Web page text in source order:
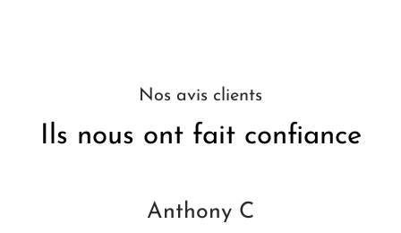
Nos avis clients
Ils nous ont fait confiance
Anthony C